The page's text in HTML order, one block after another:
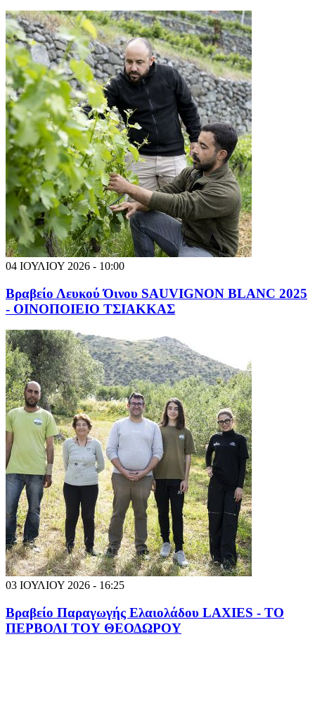
04 ΙΟΥΛΙΟΥ 2026 - 10:00
Βραβείο Λευκού Όινου SAUVIGNON BLANC 2025
- ΟΙΝΟΠΟΙΕΙΟ ΤΣΙΑΚΚΑΣ
03 ΙΟΥΛΙΟΥ 2026 - 16:25
Βραβείο Παραγωγής Ελαιολάδου LAXIES - ΤΟ
ΠΕΡΒΟΛΙ ΤΟΥ ΘΕΟΔΩΡΟΥ